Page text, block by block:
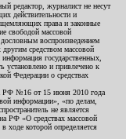
редактор, журналист не несут
действительности и
права и законные
свободой массовой
воспроизведением
средством массовой
государственных,
установлено и привлечено к
Федерации о средствах
РФ №16 от 15 июня 2010 года
информации», «по делам,
не является
РФ «О средствах массовой
ходе которой определяется